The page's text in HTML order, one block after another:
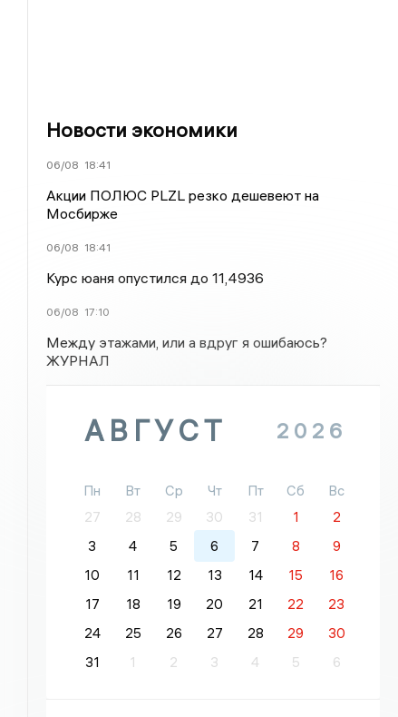
Новости экономики
06/08 18:41
Акции ПОЛЮС PLZL резко дешевеют на
Мосбирже
06/08 18:41
Курс юаня опустился до 11,4936
06/08 17:10
Между этажами, или а вдруг я ошибаюсь?
ЖУРНАЛ
АВГУСТ 2026
Пн Вт Ср Чт Пт Сб
Вс
27
28 29 30 31 1
2
3
4 5 6 7 8
9
10
11 12 13 14 15
16
17
18 19 20 21 22
23
24
25 26 27 28 29
30
31
1 2 3 4 5 6